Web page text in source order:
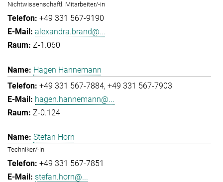
Nichtwissenschaftl. Mitarbeiter/-in
+49 331 567-9190
alexandra.brand@...
Z-1.060
Hagen Hannemann
+49 331 567-7884 +49 331 567-7903
hagen.hannemann@...
Z-0.124
Stefan Horn
Techniker/-in
+49 331 567-7851
stefan.horn@...